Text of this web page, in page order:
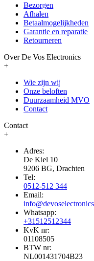
Bezorgen
Afhalen
Betaalmogelijkheden
Garantie en reparatie
Retourneren
Over De Vos Electronics
+
Wie zijn wij
Onze beloften
Duurzaamheid MVO
Contact
Contact
+
Adres:
De Kiel 10
9206 BG, Drachten
Tel:
0512-512 344
Email:
Whatsapp:
+31512512344
KvK nr:
01108505
BTW nr:
NL001431704B23